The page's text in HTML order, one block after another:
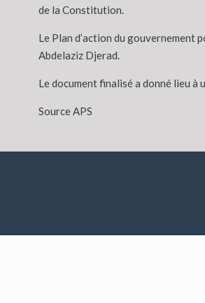
de la Constitution.
Le Plan d’action du gouvernement
Abdelaziz Djerad.
Le document finalisé a donné lieu
Source APS